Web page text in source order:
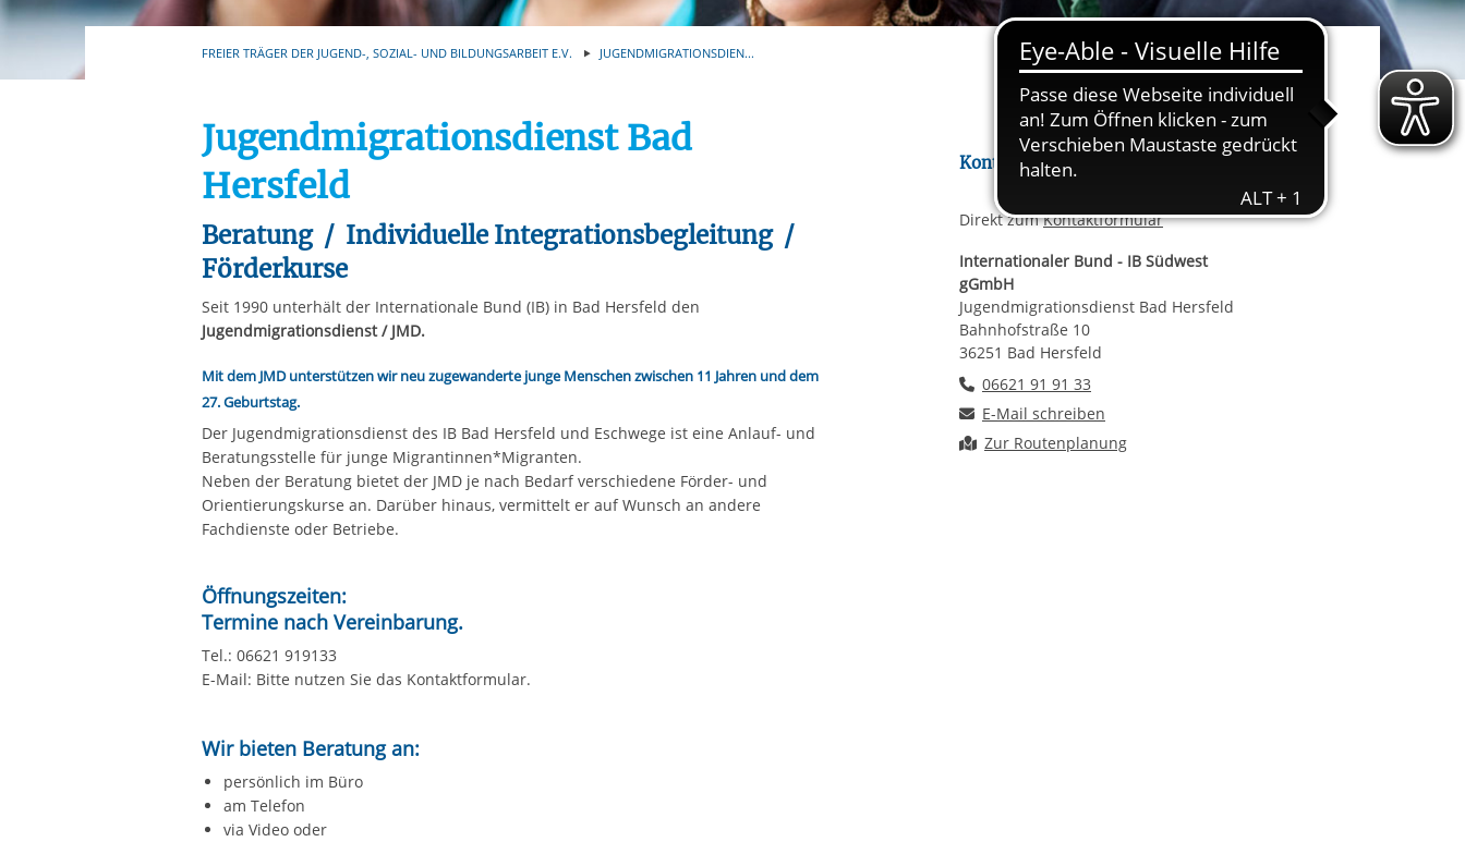
Ihre etwaige Einwilligung erstreckt sich nicht auf notwendige Cookies, die erforderlich zur Bereitstellung
der von Ihnen aufgerufenen und somit gewünschten Website-Funktionen sind. Diese Cookies setzen wir
aufgrund berechtigter Interessen und daher unabhängig von einer Einwilligung.
Automatische Wiedergabe starten/stoppen
FREIER TRÄGER DER JUGEND-, SOZIAL- UND BILDUNGSARBEIT E.V. JUGENDMIGRATIONSDIEN...
Jugendmigrationsdienst Bad
Hersfeld
Beratung / Individuelle Integrationsbegleitung /
Förderkurse
Seit 1990 unterhält der Internationale Bund (IB) in Bad Hersfeld den
Jugendmigrationsdienst / JMD.
Mit dem JMD unterstützen wir neu zugewanderte junge Menschen zwischen 11 Jahren und dem
27. Geburtstag.
Der Jugendmigrationsdienst des IB Bad Hersfeld und Eschwege ist eine Anlauf- und
Beratungsstelle für junge Migrantinnen*Migranten.
Neben der Beratung bietet der JMD je nach Bedarf verschiedene Förder- und
Orientierungskurse an. Darüber hinaus, vermittelt er auf Wunsch an andere
Fachdienste oder Betriebe.
Öffnungszeiten:
Termine nach Vereinbarung.
Tel.: 06621 919133
E-Mail: Bitte nutzen Sie das Kontaktformular.
Wir bieten Beratung an:
persönlich im Büro
am Telefon
via Video oder
Kontakt
Direkt zumKontaktformular
Internationaler Bund - IB Südwest
gGmbH
Jugendmigrationsdienst Bad Hersfeld
Bahnhofstraße 10
36251 Bad Hersfeld
Telefonnummer
06621 91 91 33
E-Mail an Jugendmigrationsdienst Bad Hersfeld
E-Mail schreiben
Route planen
Zur Routenplanung